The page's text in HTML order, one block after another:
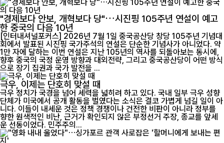
"경제보다 안보, 개혁보다 당"…시진핑 105주년 연설이 예고
한 중국의 다음 10년
[인터내셔널포커스] 2026년 7월 1일 중국공산당 창당 105주년 기념대
회에서 발표된 시진핑 국가주석의 연설은 단순한 기념사가 아니었다. 약
1만 자에 달하는 이번 연설은 지난 105년의 역사를 되돌아보는 동시에,
향후 중국의 국정 운영 방향과 대외전략, 그리고 중국공산당이 어떤 방식
으로 장기 집권과 국가 발전을 ...
극우, 이제는 단호히 맞설 때
극우 정치가 국경을 넘어 세력을 넓히려 하고 있다. 국내 일부 극우 성향
단체가 미국에서 공개 활동을 벌였다는 소식은 결코 가볍게 넘길 일이 아
니다. 이들이 내세운 것은 정책 경쟁이나 건전한 비판이 아니라 정부를
향한 원색적인 비난, 근거가 확인되지 않은 부정선거 주장, 종교를 앞세
운 선동이었다. 민주주의...